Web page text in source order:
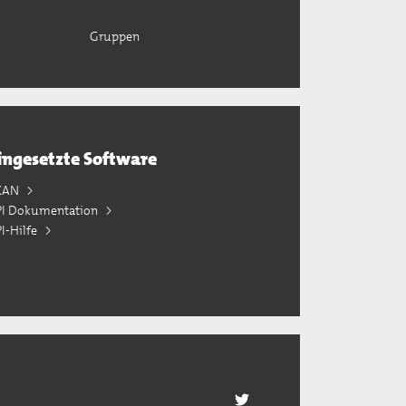
Gruppen
Software
Dokumentation
Hilfe